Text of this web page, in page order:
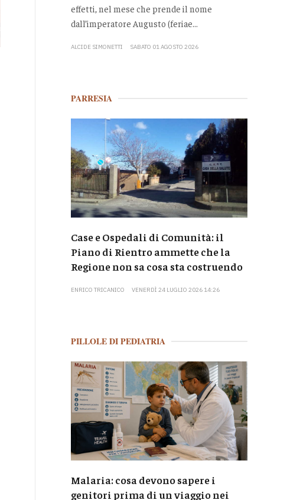
effetti, nel mese che prende il nome
dall’imperatore Augusto (feriae...
ALCIDE SIMONETTI SABATO 01 AGOSTO 2026
PARRESIA
Case e Ospedali di Comunità: il
Piano di Rientro ammette che la
Regione non sa cosa sta costruendo
ENRICO TRICANICO VENERDÌ 24 LUGLIO 2026 14:26
PILLOLE DI PEDIATRIA
Malaria: cosa devono sapere i
genitori prima di un viaggio nei